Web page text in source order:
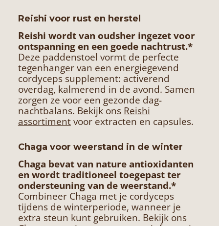
Reishi voor rust en herstel
Reishi wordt van oudsher ingezet voor
ontspanning en een goede nachtrust.*
Deze paddenstoel vormt de perfecte
tegenhanger van een energiegevend
cordyceps supplement: activerend
overdag, kalmerend in de avond. Samen
zorgen ze voor een gezonde dag-
nachtbalans. Bekijk ons Reishi
assortimentvoor extracten en capsules.
Chaga voor weerstand in de winter
Chaga bevat van nature antioxidanten
en wordt traditioneel toegepast ter
ondersteuning van de weerstand.*
Combineer Chaga met je cordyceps
tijdens de winterperiode, wanneer je
extra steun kunt gebruiken. Bekijk ons